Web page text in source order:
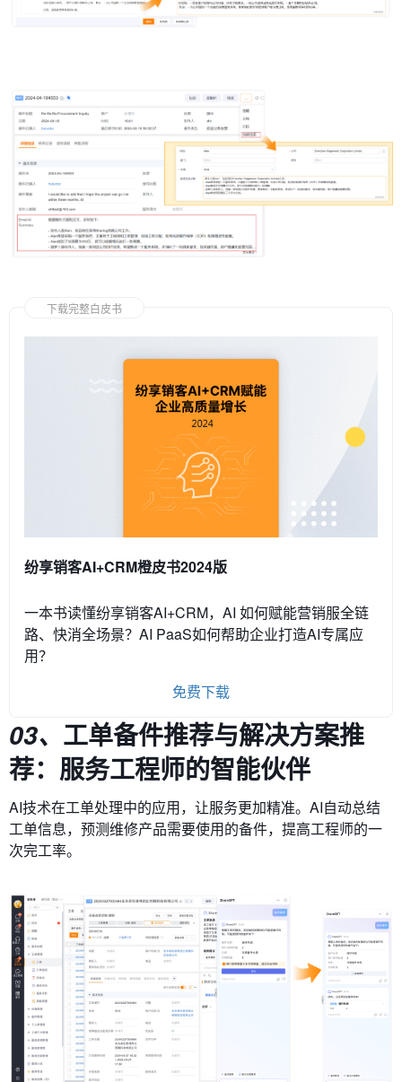
下载完整白皮书
纷享销客AI+CRM橙皮书2024版
一本书读懂纷享销客AI+CRM，AI 如何赋能营销服全链
路、快消全场景？AI PaaS如何帮助企业打造AI专属应
用？
免费下载
03、 工单备件推荐与解决方案推
荐：服务工程师的智能伙伴
AI技术在工单处理中的应用，让服务更加精准。AI自动总结
工单信息，预测维修产品需要使用的备件，提高工程师的一
次完工率。